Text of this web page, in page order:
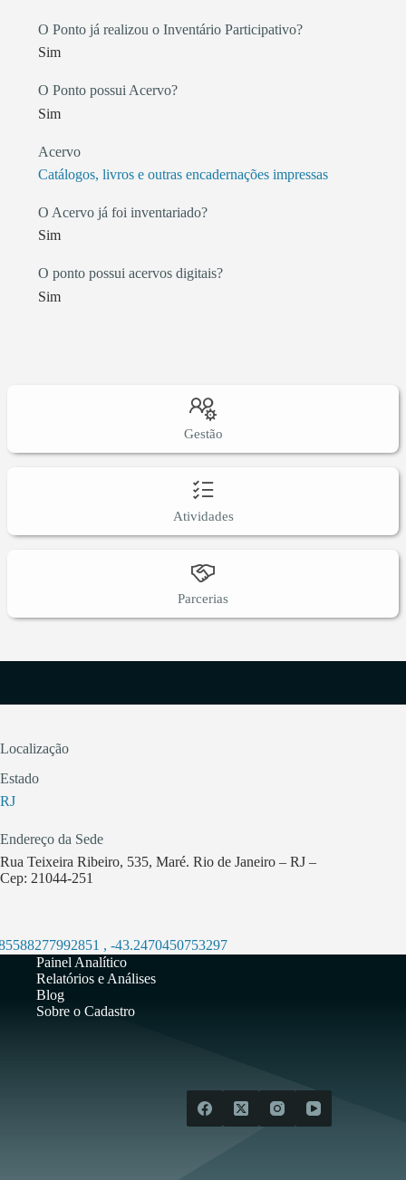
O Ponto já realizou o Inventário Participativo?
Sim
O Ponto possui Acervo?
Sim
Acervo
Catálogos, livros e outras encadernações impressas
O Acervo já foi inventariado?
Sim
O ponto possui acervos digitais?
Sim
Gestão
Atividades
Parcerias
Localização
Estado
RJ
Endereço da Sede
Rua Teixeira Ribeiro, 535, Maré. Rio de Janeiro – RJ –
Cep: 21044-251
, -43.2470450753297
Painel Analítico
Relatórios e Análises
Blog
Sobre o Cadastro